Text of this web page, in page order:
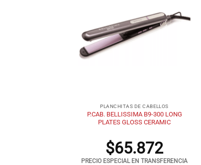
PLANCHITAS DE CABELLOS
P.CAB. BELLISSIMA B9-300 LONG
PLATES GLOSS CERAMIC
$65.872
PRECIO ESPECIAL EN TRANSFERENCIA